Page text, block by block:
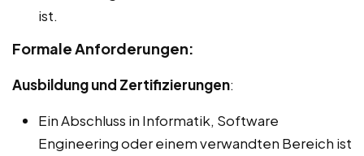
ist.
Formale Anforderungen:
Ausbildung und Zertifizierungen:
Ein Abschluss in Informatik, Software
Engineering oder einem verwandten Bereich ist